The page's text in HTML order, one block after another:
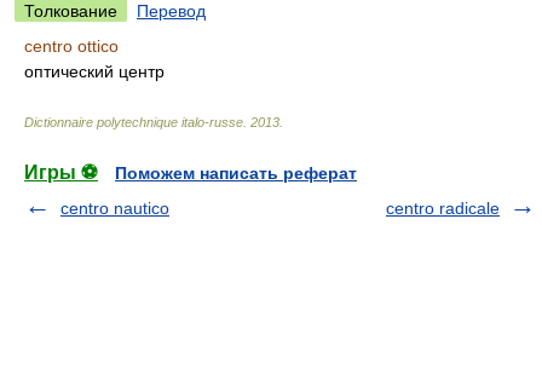
Толкование
Перевод
centro ottico
оптический центр
Dictionnaire polytechnique italo-russe 2013
Игры ⚽
Поможем написать реферат
centro nautico
centro radicale